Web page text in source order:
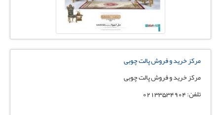
مرکز خرید و فروش پالت چوبی
مرکز خرید و فروش پالت چوبی
تلفن: 02133534904